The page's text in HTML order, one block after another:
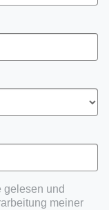
gelesen und
meiner